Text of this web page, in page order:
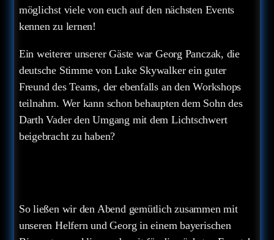
möglichst viele von euch auf den nächsten Events
kennen zu lernen!
Ein weiterer unserer Gäste war Georg Panczak, die
deutsche Stimme von Luke Skywalker ein guter
Freund des Teams, der ebenfalls an den Workshops
teilnahm. Wer kann schon behaupten dem Sohn des
Darth Vader den Umgang mit dem Lichtschwert
beigebracht zu haben?
So ließen wir den Abend gemütlich zusammen mit
unseren Helfern und Georg in einem bayerischen